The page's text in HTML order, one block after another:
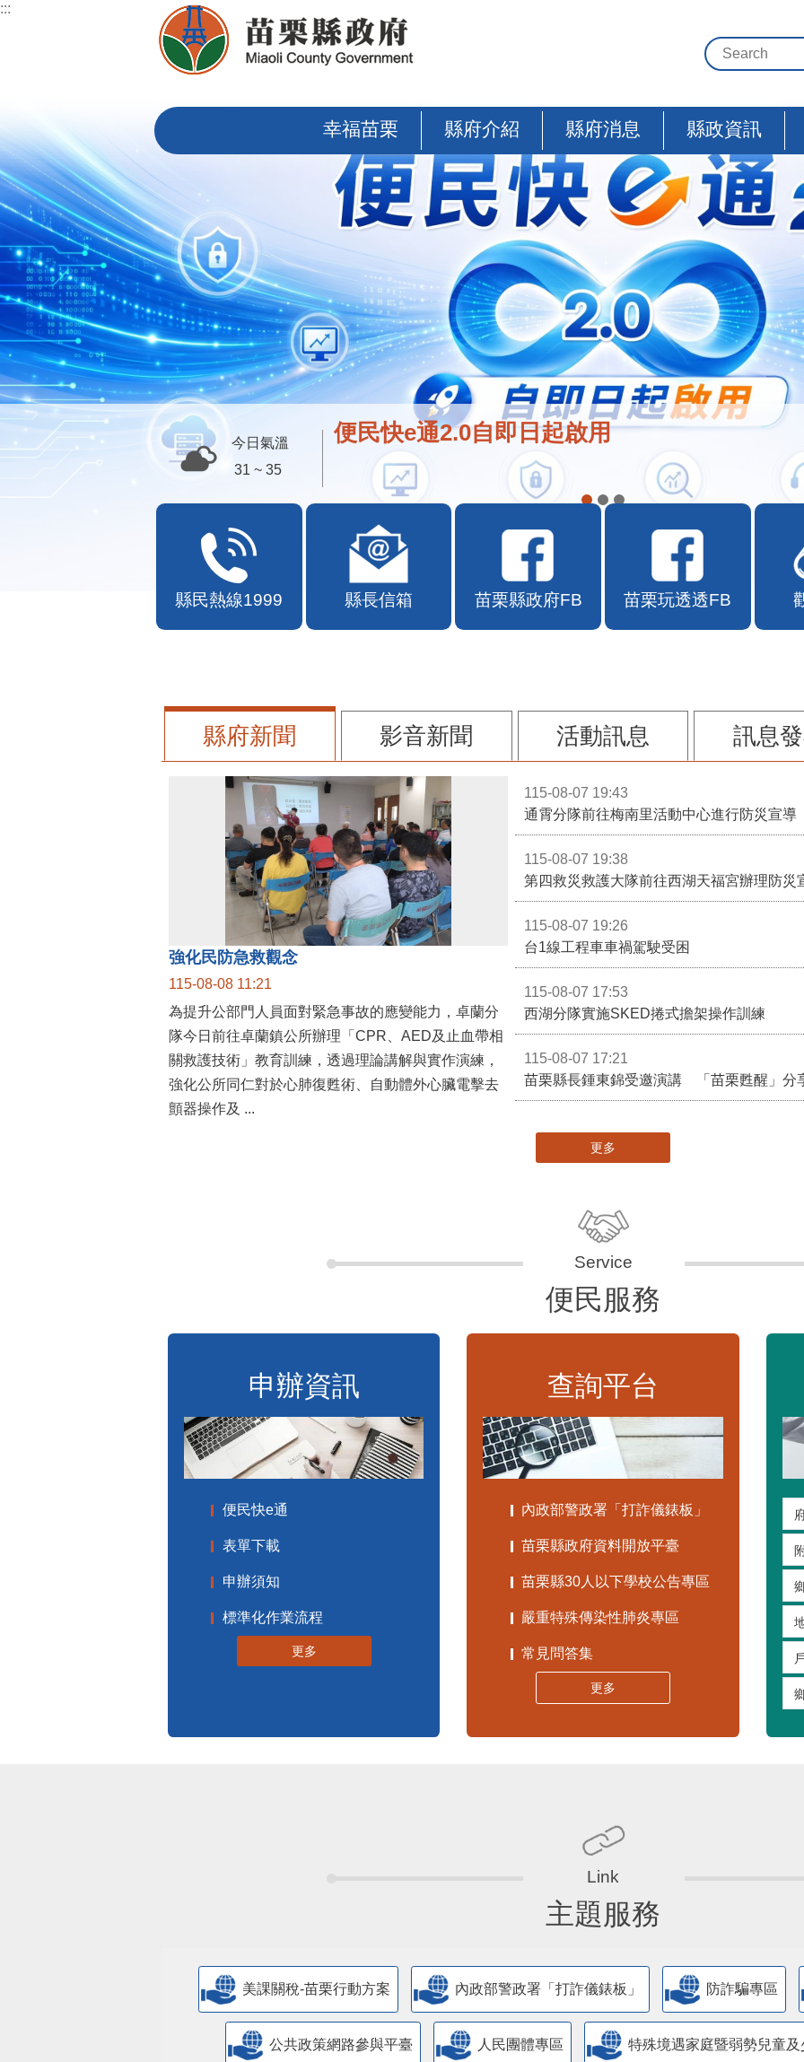
跳到主要內容區塊
:::
幸福苗栗 縣府介紹 縣府消息 縣政資訊
便民快e通2.0自即日起啟用
今日氣溫
31 ~ 35
縣民熱線1999 縣長信箱 苗栗縣政府FB 苗栗玩透透FB
縣府新聞 影音新聞 活動訊息 訊息
強化民防急救觀念
115-08-08 11:21
為提升公部門人員面對緊急事故的應變能力，卓蘭分
隊今日前往卓蘭鎮公所辦理「CPR、AED及止血帶相
關救護技術」教育訓練，透過理論講解與實作演練，
強化公所同仁對於心肺復甦術、自動體外心臟電擊去
顫器操作及 ...
115-08-07 19:43
通霄分隊前往梅南里活動中心進行防災宣導
115-08-07 19:38
第四救災救護大隊前往西湖天福宮辦理防災
115-08-07 19:26
台1線工程車車禍駕駛受困
115-08-07 17:53
西湖分隊實施SKED捲式擔架操作訓練
115-08-07 17:21
苗栗縣長鍾東錦受邀演講 「苗栗甦醒」分
更多
便民服務
申辦資訊
便民快e通
表單下載
申辦須知
標準化作業流程
更多
查詢平台
內政部警政署「打詐儀錶板」
苗栗縣政府資料開放平臺
苗栗縣30人以下學校公告專區
嚴重特殊傳染性肺炎專區
常見問答集
更多
主題服務
美課關稅-苗栗行動方案 內政部警政署「打詐儀錶板」 防詐騙專區
公共政策網路參與平臺 人民團體專區 特殊境遇家庭暨弱勢兒童